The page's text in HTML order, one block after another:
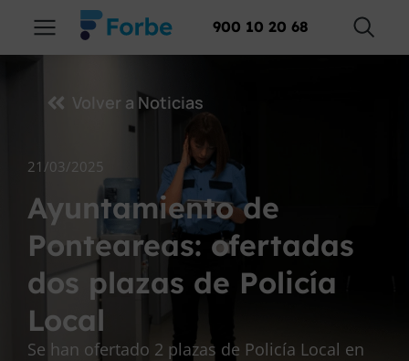
900 10 20 68
Volver a Noticias
21/03/2025
Ayuntamiento de
Ponteareas: ofertadas
dos plazas de Policía
Local
Se han ofertado 2 plazas de Policía Local en